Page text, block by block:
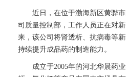
近日，在位于渤海新区黄骅市
司质量控制部，工作人员正在对
来，该公司将肾透析、抗病毒等
持续提升成品药的制造能力。
成立于2005年的河北华晨药业